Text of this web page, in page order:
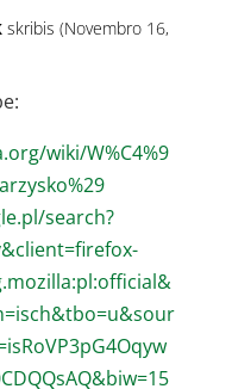
skribis (Novembro 16,
wiki/W%C4%9
search?